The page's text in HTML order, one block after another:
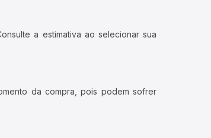
a estimativa ao selecionar sua
da compra, pois podem sofrer